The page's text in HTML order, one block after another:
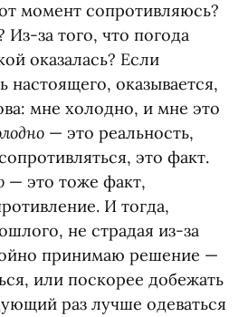
момент сопротивляюсь?
Из-за того, что погода
оказалась? Если
настоящего, оказывается,
мне холодно, и мне это
— это реальность,
это факт.
— это тоже факт,
И тогда,
не страдая из-за
принимаю решение —
или поскорее добежать
раз лучше одеваться